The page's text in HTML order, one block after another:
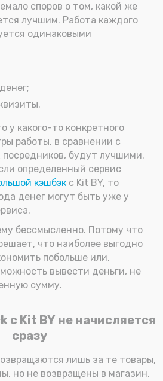
споров о том, какой же
лучшим. Работа каждого
одинаковыми
у какого-то конкретного
работы, в сравнении с
будут лучшими.
определенный сервис
кэшбэк с Kit BY, то
денег могут быть уже у
бессмысленно. Потому что
что наиболее выгодно
побольше или,
вывести деньги, не
сумму.
с Kit BY не начисляется
сразу
лишь за те товары,
но не возвращены в магазин.